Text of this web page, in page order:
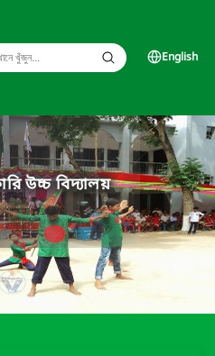
English
উচ্চ বিদ্যালয়